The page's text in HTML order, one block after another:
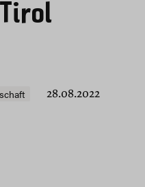
28.08.2022